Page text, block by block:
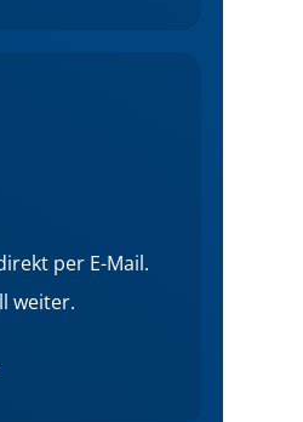
per E-Mail.
weiter.